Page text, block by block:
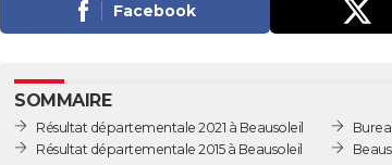
Facebook
SOMMAIRE
Résultat départementale 2021 à Beausoleil
Résultat départementale 2015 à Beausoleil